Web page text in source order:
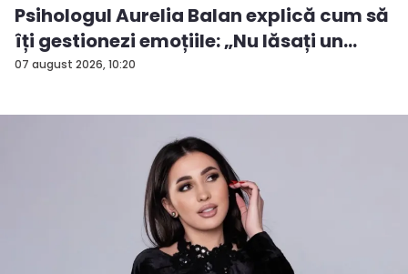
07 august 2026, 10:20
Psihologul Aurelia Balan explică cum să
îți gestionezi emoțiile: „Nu lăsați un
rezu...